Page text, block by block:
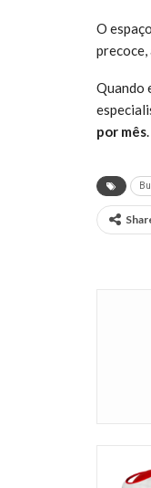
O
Quando
por mês.